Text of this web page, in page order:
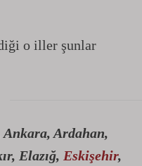
o iller şunlar
Ardahan,
Elazığ, Eskişehir,